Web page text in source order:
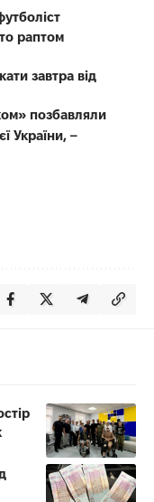
раптом
завтра від
позбавляли
України, –